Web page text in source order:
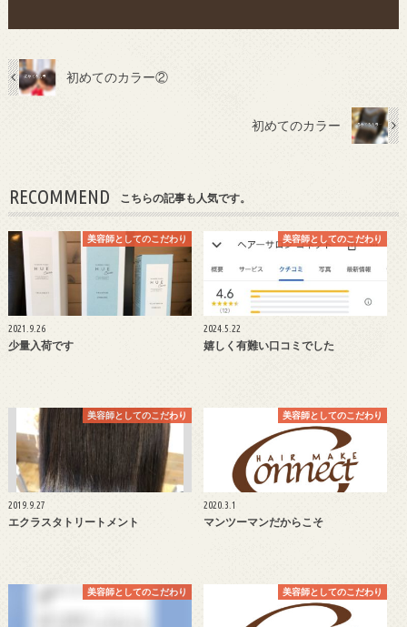
初めてのカラー②
初めてのカラー
RECOMMEND こちらの記事も人気です。
美容師としてのこだわり
2021.9.26
少量入荷です
美容師としてのこだわり
2024.5.22
嬉しく有難い口コミでした
美容師としてのこだわり
2019.9.27
エクラスタトリートメント
美容師としてのこだわり
2020.3.1
マンツーマンだからこそ
美容師としてのこだわり 美容師としてのこだわり